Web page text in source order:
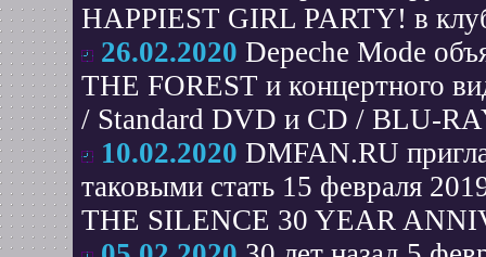
НАРPIEST GIRL PARTY! в
26.02.2020 Depeche Mode
THE FOREST и концертного
/ Standard DVD и CD / BLU-
10.02.2020 DMFAN.RU
таковыми стать 15 февраля
THE SILENCE 30 YEAR